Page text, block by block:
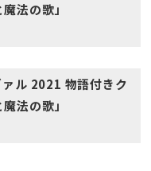
法の歌」
ル 2021 物語付きク
法の歌」